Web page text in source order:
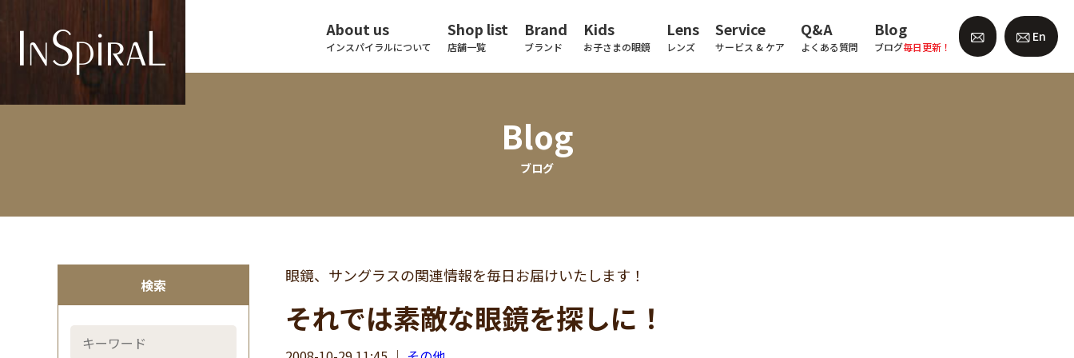
About us
インスパイラルについて
Shop list
店舗一覧
Brand
ブランド
Kids
お子さまの眼鏡
Lens
レンズ
Service
サービス & ケア
Q&A
よくある質問
Blog
ブログ毎日更新！
En
Blog
ブログ
検索 眼鏡、サングラスの関連情報を毎日お届けいたします！
それでは素敵な眼鏡を探しに！